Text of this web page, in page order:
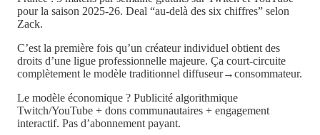
pour la saison 2025-26. Deal “au-delà des six chiffres” selon
Zack.
C’est la première fois qu’un créateur individuel obtient des
droits d’une ligue professionnelle majeure. Ça court-circuite
complètement le modèle traditionnel diffuseur→consommateur.
Le modèle économique ? Publicité algorithmique
Twitch/YouTube + dons communautaires + engagement
interactif. Pas d’abonnement payant.